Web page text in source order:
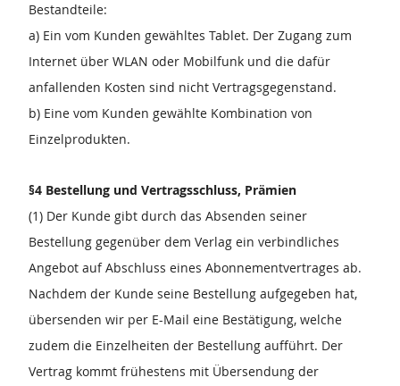
Bestandteile:
a) Ein vom Kunden gewähltes Tablet. Der Zugang zum
Internet über WLAN oder Mobilfunk und die dafür
anfallenden Kosten sind nicht Vertragsgegenstand.
b) Eine vom Kunden gewählte Kombination von
Einzelprodukten.
§4 Bestellung und Vertragsschluss, Prämien
(1) Der Kunde gibt durch das Absenden seiner
Bestellung gegenüber dem Verlag ein verbindliches
Angebot auf Abschluss eines Abonnementvertrages ab.
Nachdem der Kunde seine Bestellung aufgegeben hat,
übersenden wir per E-Mail eine Bestätigung, welche
zudem die Einzelheiten der Bestellung aufführt. Der
Vertrag kommt frühestens mit Übersendung der